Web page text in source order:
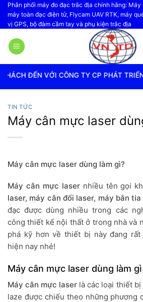
Bỏ
qua
nội
dung
Phân phối máy đo đạc trắc địa chính hãng: Máy
máy toàn đạc điện tử, Flycam UAV RTK, máy
vị GPS, bộ đàm cầm tay và phụ kiện trắc địa
TY CP PHÁT TRIỂN CÔNG NGHỆ TRẮC
TIN TỨC
Máy cân mực laser
Máy cân mực laser dùng làm gì?
Máy cân mực lasernhiều tên gọi
laser, máy cân đối laser, máy bắn
đạc được dùng nhiều trong các
công thiết kế nội thất ở trong nhà và
phá kỹ hơn về thiết bị này đang rất
hiện nay nhé!
Máy cân mực laser dùng làm
Máy cân mực laser là các loại thiết
laze được chiếu theo những phương